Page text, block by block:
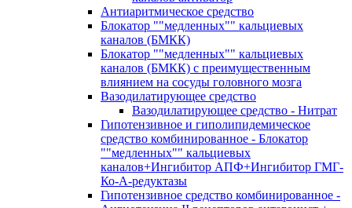
Антиаритмическое средство
Блокатор ""медленных"" кальциевых
каналов (БМКК)
Блокатор ""медленных"" кальциевых
каналов (БМКК) с преимущественным
влиянием на сосуды головного мозга
Вазодилатирующее средство
Вазодилатирующее средство - Нитрат
Гипотензивное и гиполипидемическое
средство комбинированное - Блокатор
""медленных"" кальциевых
каналов+Ингибитор АПФ+Ингибитор ГМГ-
Ко-А-редуктазы
Гипотензивное средство комбинированное -